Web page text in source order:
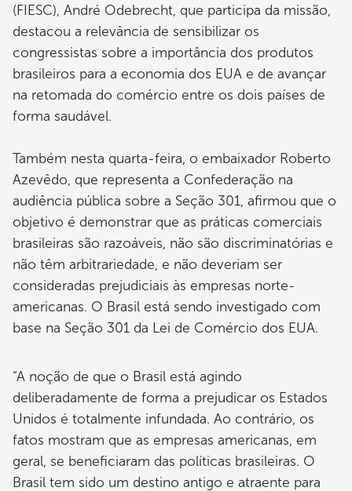
(FIESC), André Odebrecht, que participa da missão,
destacou a relevância de sensibilizar os
congressistas sobre a importância dos produtos
brasileiros para a economia dos EUA e de avançar
na retomada do comércio entre os dois países de
forma saudável.
Também nesta quarta-feira, o embaixador Roberto
Azevêdo, que representa a Confederação na
audiência pública sobre a Seção 301, afirmou que o
objetivo é demonstrar que as práticas comerciais
brasileiras são razoáveis, não são discriminatórias e
não têm arbitrariedade, e não deveriam ser
consideradas prejudiciais às empresas norte-
americanas. O Brasil está sendo investigado com
base na Seção 301 da Lei de Comércio dos EUA.
“A noção de que o Brasil está agindo
deliberadamente de forma a prejudicar os Estados
Unidos é totalmente infundada. Ao contrário, os
fatos mostram que as empresas americanas, em
geral, se beneficiaram das políticas brasileiras. O
Brasil tem sido um destino antigo e atraente para